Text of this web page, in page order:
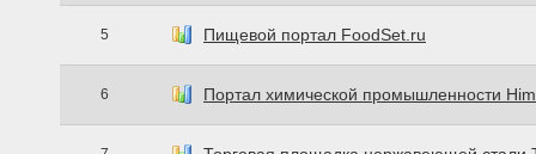
5 Пищевой портал FoodSet.ru
6 Портал химической промышленности